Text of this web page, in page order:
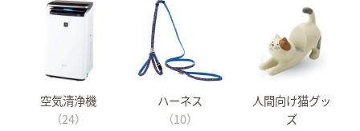
空気清浄機
（24）
ハーネス
（10）
人間向け猫グッ
ズ